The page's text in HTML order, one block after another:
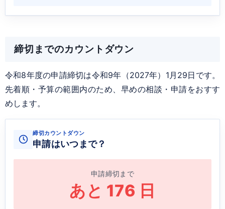
締切までのカウントダウン
令和8年度の申請締切は令和9年（2027年）1月29日です。
先着順・予算の範囲内のため、早めの相談・申請をおすす
めします。
締切カウントダウン
申請はいつまで？
申請締切まで
あと 176 日